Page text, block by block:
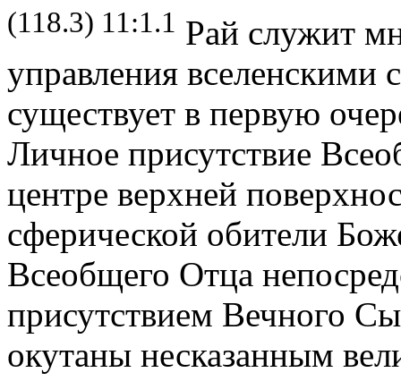
(118.3) 11:1.1 Рай служит
управления вселенскими
существует в первую
Личное присутствие
центре верхней
сферической обители
Всеобщего Отца
присутствием Вечного
окутаны несказанным